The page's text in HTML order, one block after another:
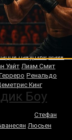
Вашингтон
Каро
Уилл Хинтон
Хайме
Луис Кастильо
Хьюи Фьюри
Лакурзье Майк
Уайт Лиам Смит
Ренальдо
Кинг
Боу
Стефан
Люсьен